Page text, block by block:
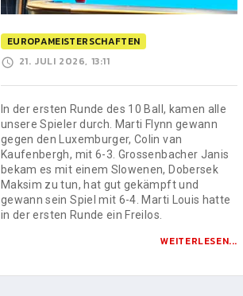
EUROPAMEISTERSCHAFTEN
21. JULI 2026, 13:11
In der ersten Runde des 10 Ball, kamen alle
unsere Spieler durch. Marti Flynn gewann
gegen den Luxemburger, Colin van
Kaufenbergh, mit 6-3. Grossenbacher Janis
bekam es mit einem Slowenen, Dobersek
Maksim zu tun, hat gut gekämpft und
gewann sein Spiel mit 6-4. Marti Louis hatte
in der ersten Runde ein Freilos.
WEITERLESEN...